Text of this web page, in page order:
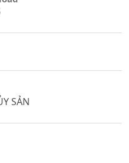
SẢN